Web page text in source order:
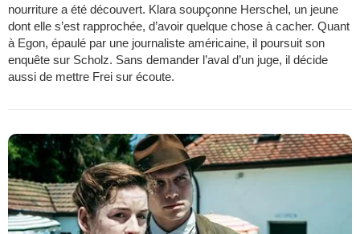
nourriture a été découvert. Klara soupçonne Herschel, un jeune
dont elle s’est rapprochée, d’avoir quelque chose à cacher. Quant
à Egon, épaulé par une journaliste américaine, il poursuit son
enquête sur Scholz. Sans demander l’aval d’un juge, il décide
aussi de mettre Frei sur écoute.